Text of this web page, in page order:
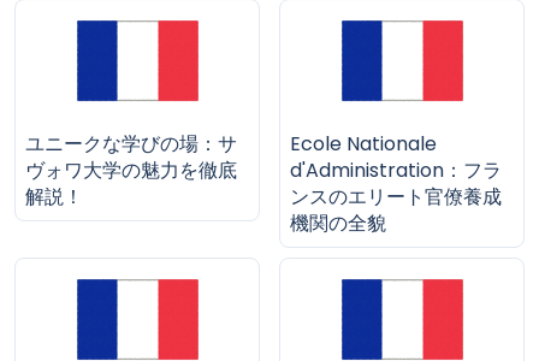
ユニークな学びの場：サ
ヴォワ大学の魅力を徹底
解説！
Ecole Nationale
d'Administration：フラ
ンスのエリート官僚養成
機関の全貌